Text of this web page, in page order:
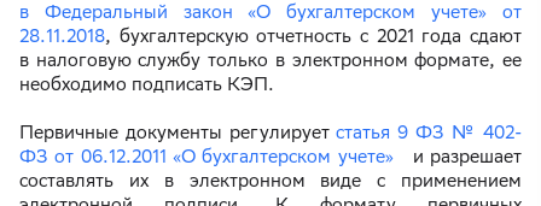
в Федеральный закон «О бухгалтерском учете» от
28.11.2018, бухгалтерскую отчетность с 2021 года сдают
в налоговую службу только в электронном формате, ее
необходимо подписать КЭП.
Первичные документы регулируетстатья 9 ФЗ № 402-
ФЗ от 06.12.2011 «О бухгалтерском учете»
и разрешает
составлять их в электронном виде с применением